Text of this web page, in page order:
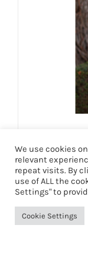
159,95€
Seleccionar
We use cookies
relevant
repeat visits. By
use of ALL the
Settings" to
Cookie Settings